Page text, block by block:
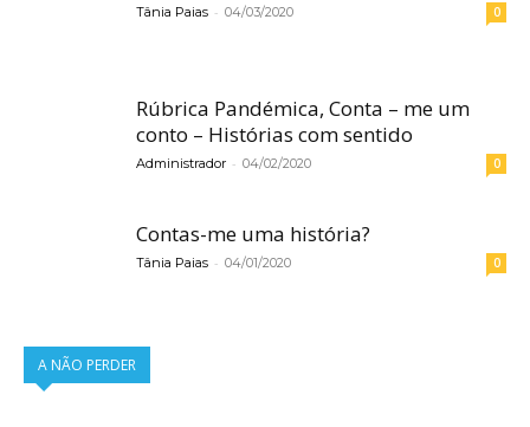
Tânia Paias - 04/03/2020 0
Rúbrica Pandémica, Conta – me um
conto – Histórias com sentido
Administrador - 04/02/2020 0
Contas-me uma história?
Tânia Paias - 04/01/2020 0
A NÃO PERDER